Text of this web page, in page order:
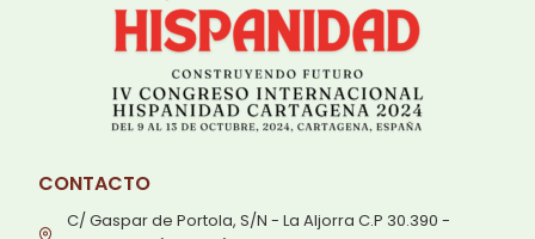
CONTACTO
C/ Gaspar de Portola, S/N - La Aljorra C.P 30.390 -